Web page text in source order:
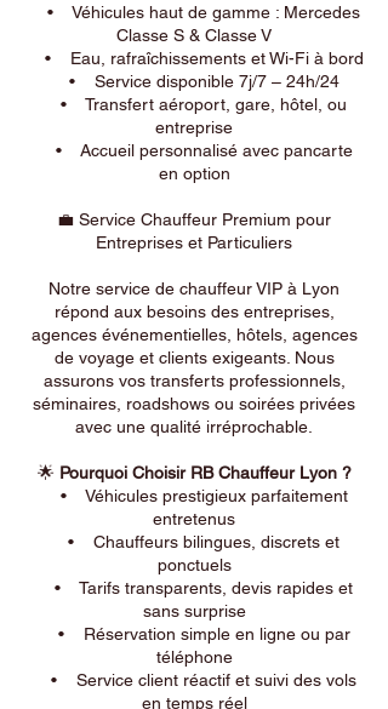
• Véhicules haut de gamme : Mercedes
Classe S & Classe V
• Eau, rafraîchissements et Wi-Fi à bord
• Service disponible 7j/7 – 24h/24
• Transfert aéroport, gare, hôtel, ou
entreprise
• Accueil personnalisé avec pancarte
en option
💼 Service Chauffeur Premium pour
Entreprises et Particuliers
Notre service de chauffeur VIP à Lyon
répond aux besoins des entreprises,
agences événementielles, hôtels, agences
de voyage et clients exigeants. Nous
assurons vos transferts professionnels,
séminaires, roadshows ou soirées privées
avec une qualité irréprochable.
🌟 Pourquoi Choisir RB Chauffeur Lyon ?
• Véhicules prestigieux parfaitement
entretenus
• Chauffeurs bilingues, discrets et
ponctuels
• Tarifs transparents, devis rapides et
sans surprise
• Réservation simple en ligne ou par
téléphone
• Service client réactif et suivi des vols
en temps réel